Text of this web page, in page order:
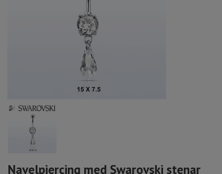
Navelpiercing med Swarovski stenar